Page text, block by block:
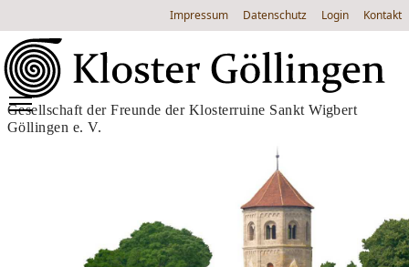
Kontakt
Login
Datenschutz
Impressum
Gesellschaft der Freunde der Klosterruine Sankt Wigbert
Göllingen e. V.